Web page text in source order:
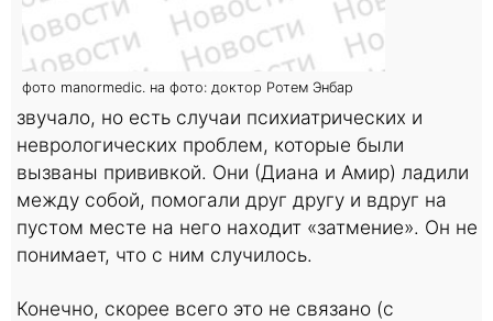
фото manormedic. на фото: доктор Ротем Энбар
звучало, но есть случаи психиатрических и
неврологических проблем, которые были
вызваны прививкой. Они (Диана и Амир) ладили
между собой, помогали друг другу и вдруг на
пустом месте на него находит «затмение». Он не
понимает, что с ним случилось.
Конечно, скорее всего это не связано (с